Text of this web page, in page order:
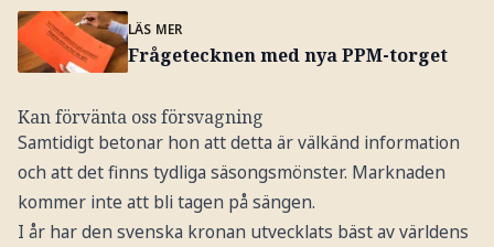
LÄS MER
Frågetecknen med nya PPM-torget
Kan förvänta oss försvagning
Samtidigt betonar hon att detta är välkänd information
och att det finns tydliga säsongsmönster. Marknaden
kommer inte att bli tagen på sängen.
I år har den svenska kronan utvecklats bäst av världens